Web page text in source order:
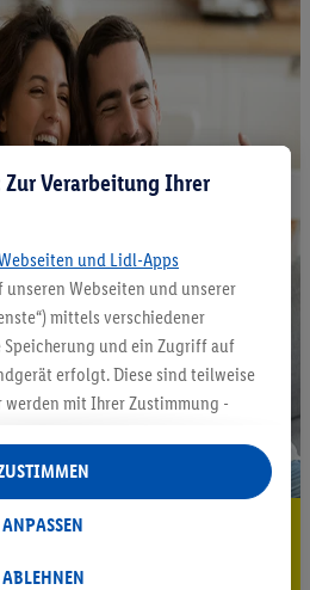
sparen³²ᵃ
Newsletter anmelden
Verarbeitung Ihrer
und Lidl-Apps
Webseiten und unserer
mittels verschiedener
Speicherung und ein Zugriff auf
erfolgt. Diese sind teilweise
mit Ihrer Zustimmung -
mit dem IAB TCF
personalisierte Werbung
Werbung werden
ABLEHNEN
ANPASSEN